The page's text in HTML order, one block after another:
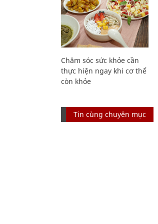
Chăm sóc sức khỏe cần
thực hiện ngay khi cơ thể
còn khỏe
Tin cùng chuyên mục